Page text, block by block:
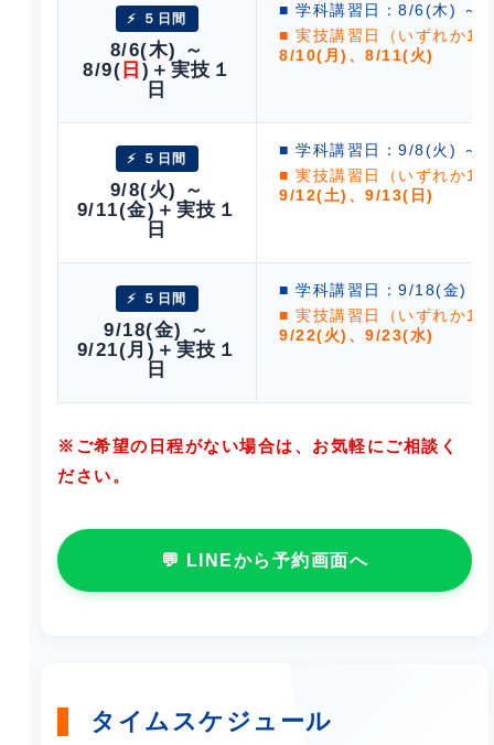
⚡ ５日間
8/6(木) ～
8/9( 日 )＋実技１
日
■ 学科講習日：8/6(木) ～
■ 実技講習日（いずれか1
8/10(月)、8/11(火)
⚡ ５日間
9/8(火) ～
9/11(金)＋実技１
日
■ 学科講習日：9/8(火) ～
■ 実技講習日（いずれか1
9/12(土)、9/13(日)
⚡ ５日間
9/18(金) ～
9/21(月)＋実技１
日
■ 学科講習日：9/18(金)
■ 実技講習日（いずれか1
9/22(火)、9/23(水)
※ご希望の日程がない場合は、お気軽にご相談く
ださい。
💬 LINEから予約画面へ
タイムスケジュール